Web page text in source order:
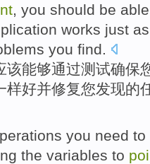
, you should be
works just as
you find.
该能够通过测试确保
样好并修复您发现的
you need to
the variables to